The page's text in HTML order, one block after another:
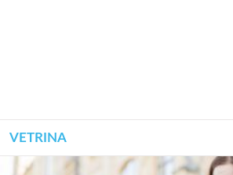
VETRINA